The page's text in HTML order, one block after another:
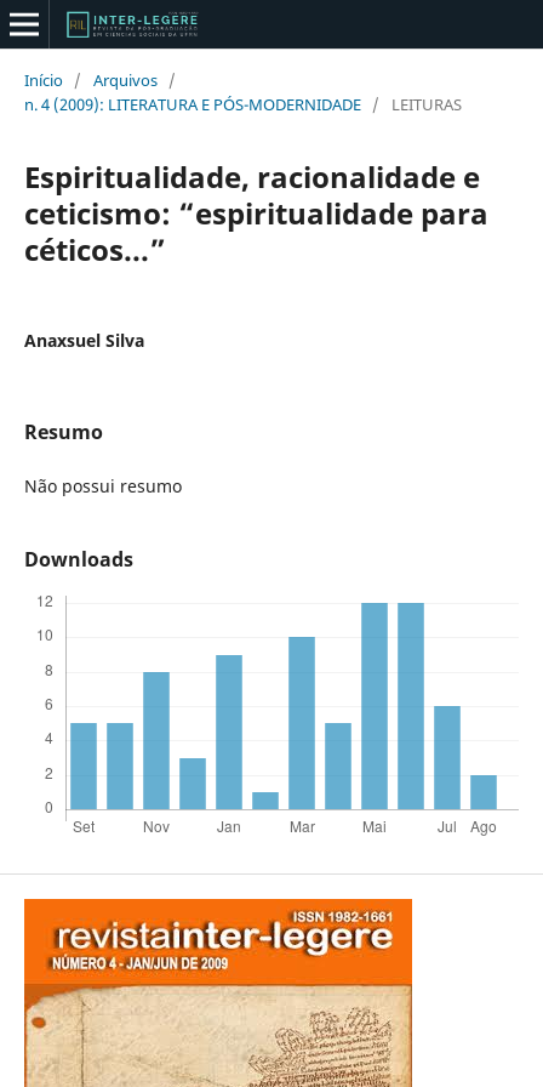
Início / Arquivos /
n. 4 (2009): LITERATURA E PÓS-MODERNIDADE / LEITURAS
Espiritualidade, racionalidade e
ceticismo: “espiritualidade para
céticos...”
Anaxsuel Silva
Resumo
Não possui resumo
Downloads